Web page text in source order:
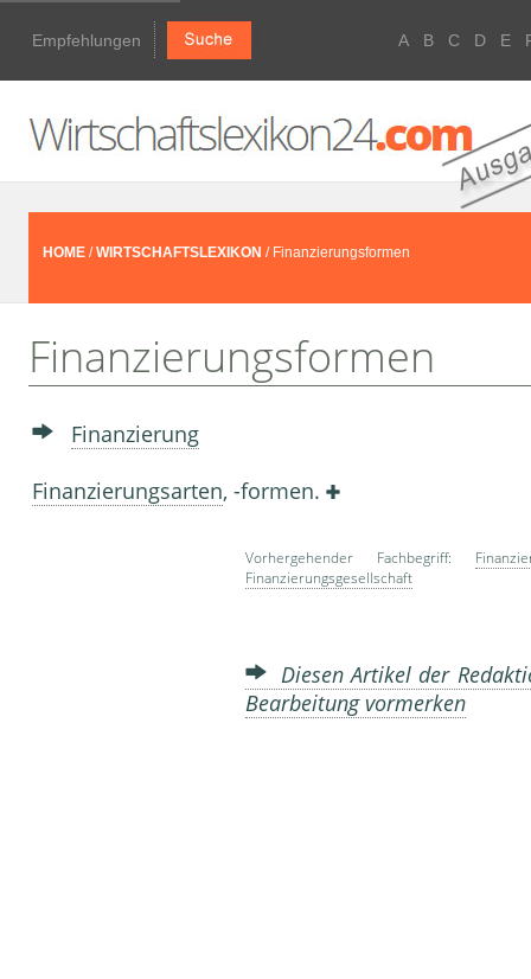
Empfehlungen A B C D E
HOME /WIRTSCHAFTSLEXIKON / Finanzierungsformen
Finanzierungsformen
Finanzierung
Finanzierungsarten, -formen.
Vorhergehender Fachbegriff:
Finanzierungsgesellschaft
Diesen Artikel der
Bearbeitung vormerken